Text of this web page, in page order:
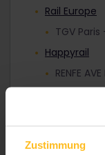
Zustimmung
Rail Europe
TGV
Happyrail
RENFE
Die
verbinden,